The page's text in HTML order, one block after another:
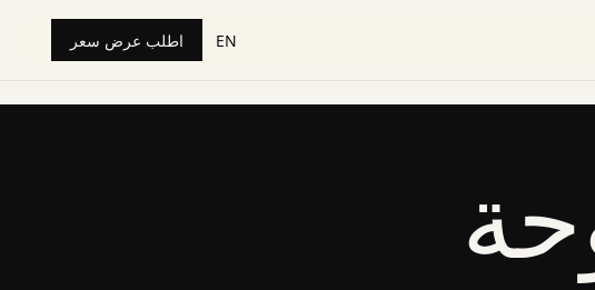
EN اطلب عرض سعر